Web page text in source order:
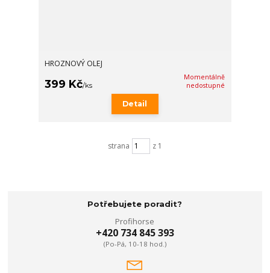
HROZNOVÝ OLEJ
399 Kč/ks
Momentálně
nedostupné
Detail
strana z 1
Potřebujete poradit?
Profihorse
+420 734 845 393
(Po-Pá, 10-18 hod.)